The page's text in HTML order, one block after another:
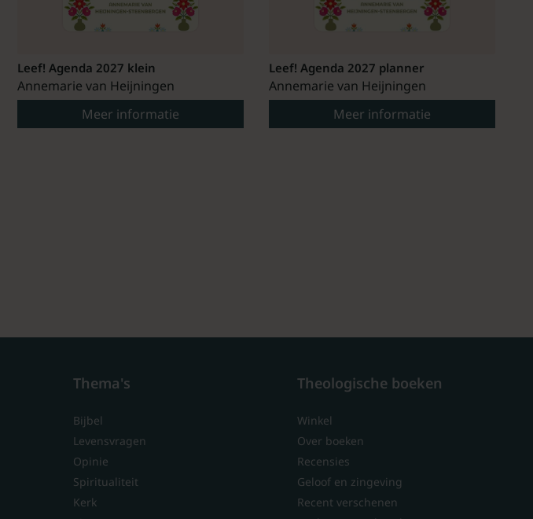
Leef! Agenda 2027 klein
Annemarie van Heijningen
Meer informatie
Leef! Agenda 2027 planner
Annemarie van Heijningen
Meer informatie
Thema's
Bijbel
Levensvragen
Opinie
Spiritualiteit
Kerk
Theologische boeken
Winkel
Over boeken
Recensies
Geloof en zingeving
Recent verschenen